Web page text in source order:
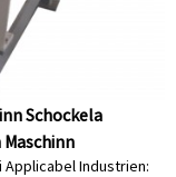
Schockela
Applicabel Industrien: